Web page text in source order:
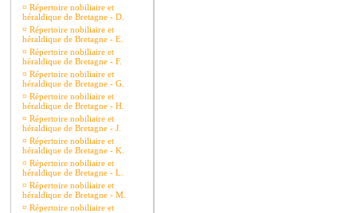
¤ Répertoire nobiliaire et
héraldique de Bretagne - D.
¤ Répertoire nobiliaire et
héraldique de Bretagne - E.
¤ Répertoire nobiliaire et
héraldique de Bretagne - F.
¤ Répertoire nobiliaire et
héraldique de Bretagne - G.
¤ Répertoire nobiliaire et
héraldique de Bretagne - H.
¤ Répertoire nobiliaire et
héraldique de Bretagne - J.
¤ Répertoire nobiliaire et
héraldique de Bretagne - K.
¤ Répertoire nobiliaire et
héraldique de Bretagne - L.
¤ Répertoire nobiliaire et
héraldique de Bretagne - M.
¤ Répertoire nobiliaire et